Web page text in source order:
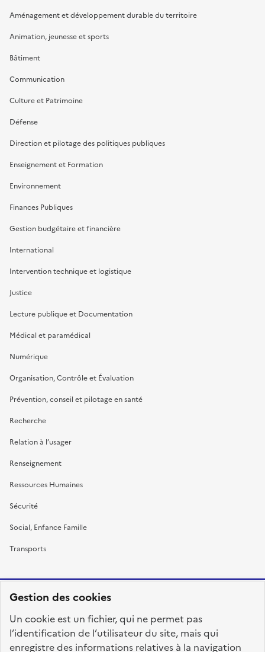
Gestion des cookies
Un cookie est un fichier, qui ne permet pas
l’identification de l’utilisateur du site, mais qui
enregistre des informations relatives à la navigation
Aménagement et développement durable du territoire
Animation, jeunesse et sports
Bâtiment
Communication
Culture et Patrimoine
Défense
Direction et pilotage des politiques publiques
Enseignement et Formation
Environnement
Finances Publiques
Gestion budgétaire et financière
International
Intervention technique et logistique
Justice
Lecture publique et Documentation
Médical et paramédical
Numérique
Organisation, Contrôle et Évaluation
Prévention, conseil et pilotage en santé
Recherche
Relation à l’usager
Renseignement
Ressources Humaines
Sécurité
Social, Enfance Famille
Transports
FRANÇAISE